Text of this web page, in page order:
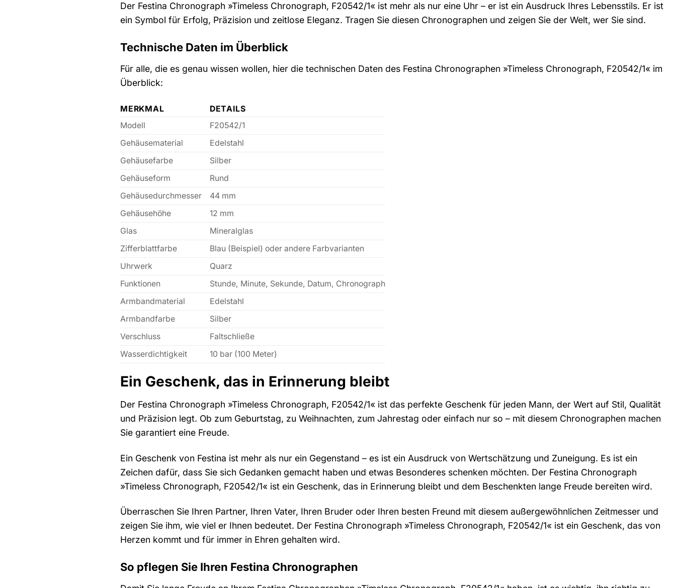
Der Festina Chronograph »Timeless Chronograph, F20542/1« ist mehr als nur eine Uhr – er ist ein Ausdruck Ihres Lebensstils. Er ist
ein Symbol für Erfolg, Präzision und zeitlose Eleganz. Tragen Sie diesen Chronographen und zeigen Sie der Welt, wer Sie sind.
Technische Daten im Überblick
Für alle, die es genau wissen wollen, hier die technischen Daten des Festina Chronographen »Timeless Chronograph, F20542/1« im
Überblick:
MERKMAL
DETAILS
Modell
F20542/1
Gehäusematerial
Edelstahl
Gehäusefarbe
Silber
Gehäuseform
Rund
Gehäusedurchmesser
44 mm
Gehäusehöhe
12 mm
Glas
Mineralglas
Zifferblattfarbe
Blau (Beispiel) oder andere Farbvarianten
Uhrwerk
Quarz
Funktionen
Stunde, Minute, Sekunde, Datum, Chronograph
Armbandmaterial
Edelstahl
Armbandfarbe
Silber
Verschluss
Faltschließe
Wasserdichtigkeit
10 bar (100 Meter)
Ein Geschenk, das in Erinnerung bleibt
Der Festina Chronograph »Timeless Chronograph, F20542/1« ist das perfekte Geschenk für jeden Mann, der Wert auf Stil, Qualität
und Präzision legt. Ob zum Geburtstag, zu Weihnachten, zum Jahrestag oder einfach nur so – mit diesem Chronographen machen
Sie garantiert eine Freude.
Ein Geschenk von Festina ist mehr als nur ein Gegenstand – es ist ein Ausdruck von Wertschätzung und Zuneigung. Es ist ein
Zeichen dafür, dass Sie sich Gedanken gemacht haben und etwas Besonderes schenken möchten. Der Festina Chronograph
»Timeless Chronograph, F20542/1« ist ein Geschenk, das in Erinnerung bleibt und dem Beschenkten lange Freude bereiten wird.
Überraschen Sie Ihren Partner, Ihren Vater, Ihren Bruder oder Ihren besten Freund mit diesem außergewöhnlichen Zeitmesser und
zeigen Sie ihm, wie viel er Ihnen bedeutet. Der Festina Chronograph »Timeless Chronograph, F20542/1« ist ein Geschenk, das von
Herzen kommt und für immer in Ehren gehalten wird.
So pflegen Sie Ihren Festina Chronographen